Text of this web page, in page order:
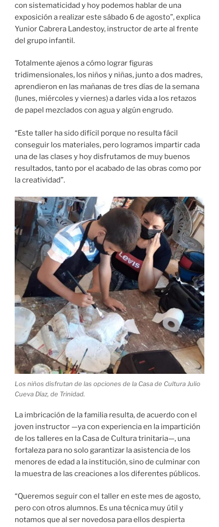
con sistematicidad y hoy podemos hablar de una
exposición a realizar este sábado 6 de agosto”, explica
Yunior Cabrera Landestoy, instructor de arte al frente
del grupo infantil.
Totalmente ajenos a cómo lograr figuras
tridimensionales, los niños y niñas, junto a dos madres,
aprendieron en las mañanas de tres días de la semana
(lunes, miércoles y viernes) a darles vida a los retazos
de papel mezclados con agua y algún engrudo.
“Este taller ha sido difícil porque no resulta fácil
conseguir los materiales, pero logramos impartir cada
una de las clases y hoy disfrutamos de muy buenos
resultados, tanto por el acabado de las obras como por
la creatividad”.
Los niños disfrutan de las opciones de la Casa de Cultura Julio
Cueva Díaz, de Trinidad.
La imbricación de la familia resulta, de acuerdo con el
joven instructor —ya con experiencia en la impartición
de los talleres en la Casa de Cultura trinitaria—, una
fortaleza para no solo garantizar la asistencia de los
menores de edad a la institución, sino de culminar con
la muestra de las creaciones a los diferentes públicos.
“Queremos seguir con el taller en este mes de agosto,
pero con otros alumnos. Es una técnica muy útil y
notamos que al ser novedosa para ellos despierta